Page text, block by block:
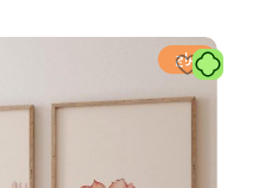
حراج